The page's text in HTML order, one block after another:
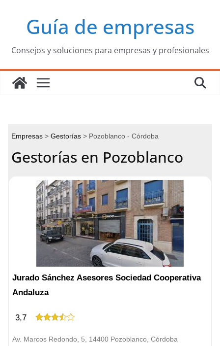
contenidoGuía de empresas
Consejos y soluciones para empresas y profesionales
Empresas Gestorías Pozoblanco - Córdoba
Gestorías en Pozoblanco
Jurado Sánchez Asesores Sociedad Cooperativa
Andaluza
3,7
Av. Marcos Redondo, 5, 14400 Pozoblanco, Córdoba